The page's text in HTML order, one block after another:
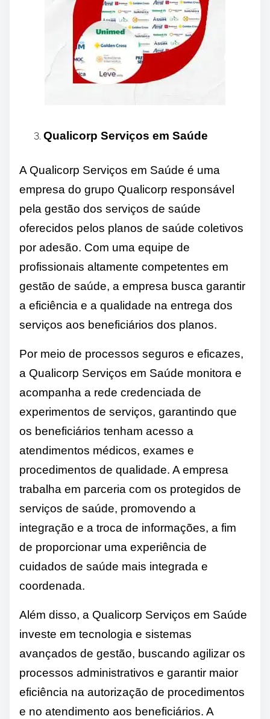
Qualicorp Serviços em Saúde
A Qualicorp Serviços em Saúde é uma
empresa do grupo Qualicorp responsável
pela gestão dos serviços de saúde
oferecidos pelos planos de saúde coletivos
por adesão. Com uma equipe de
profissionais altamente competentes em
gestão de saúde, a empresa busca garantir
a eficiência e a qualidade na entrega dos
serviços aos beneficiários dos planos.
Por meio de processos seguros e eficazes,
a Qualicorp Serviços em Saúde monitora e
acompanha a rede credenciada de
experimentos de serviços, garantindo que
os beneficiários tenham acesso a
atendimentos médicos, exames e
procedimentos de qualidade. A empresa
trabalha em parceria com os protegidos de
serviços de saúde, promovendo a
integração e a troca de informações, a fim
de proporcionar uma experiência de
cuidados de saúde mais integrada e
coordenada.
Além disso, a Qualicorp Serviços em Saúde
investe em tecnologia e sistemas
avançados de gestão, buscando agilizar os
processos administrativos e garantir maior
eficiência na autorização de procedimentos
e no atendimento aos beneficiários. A